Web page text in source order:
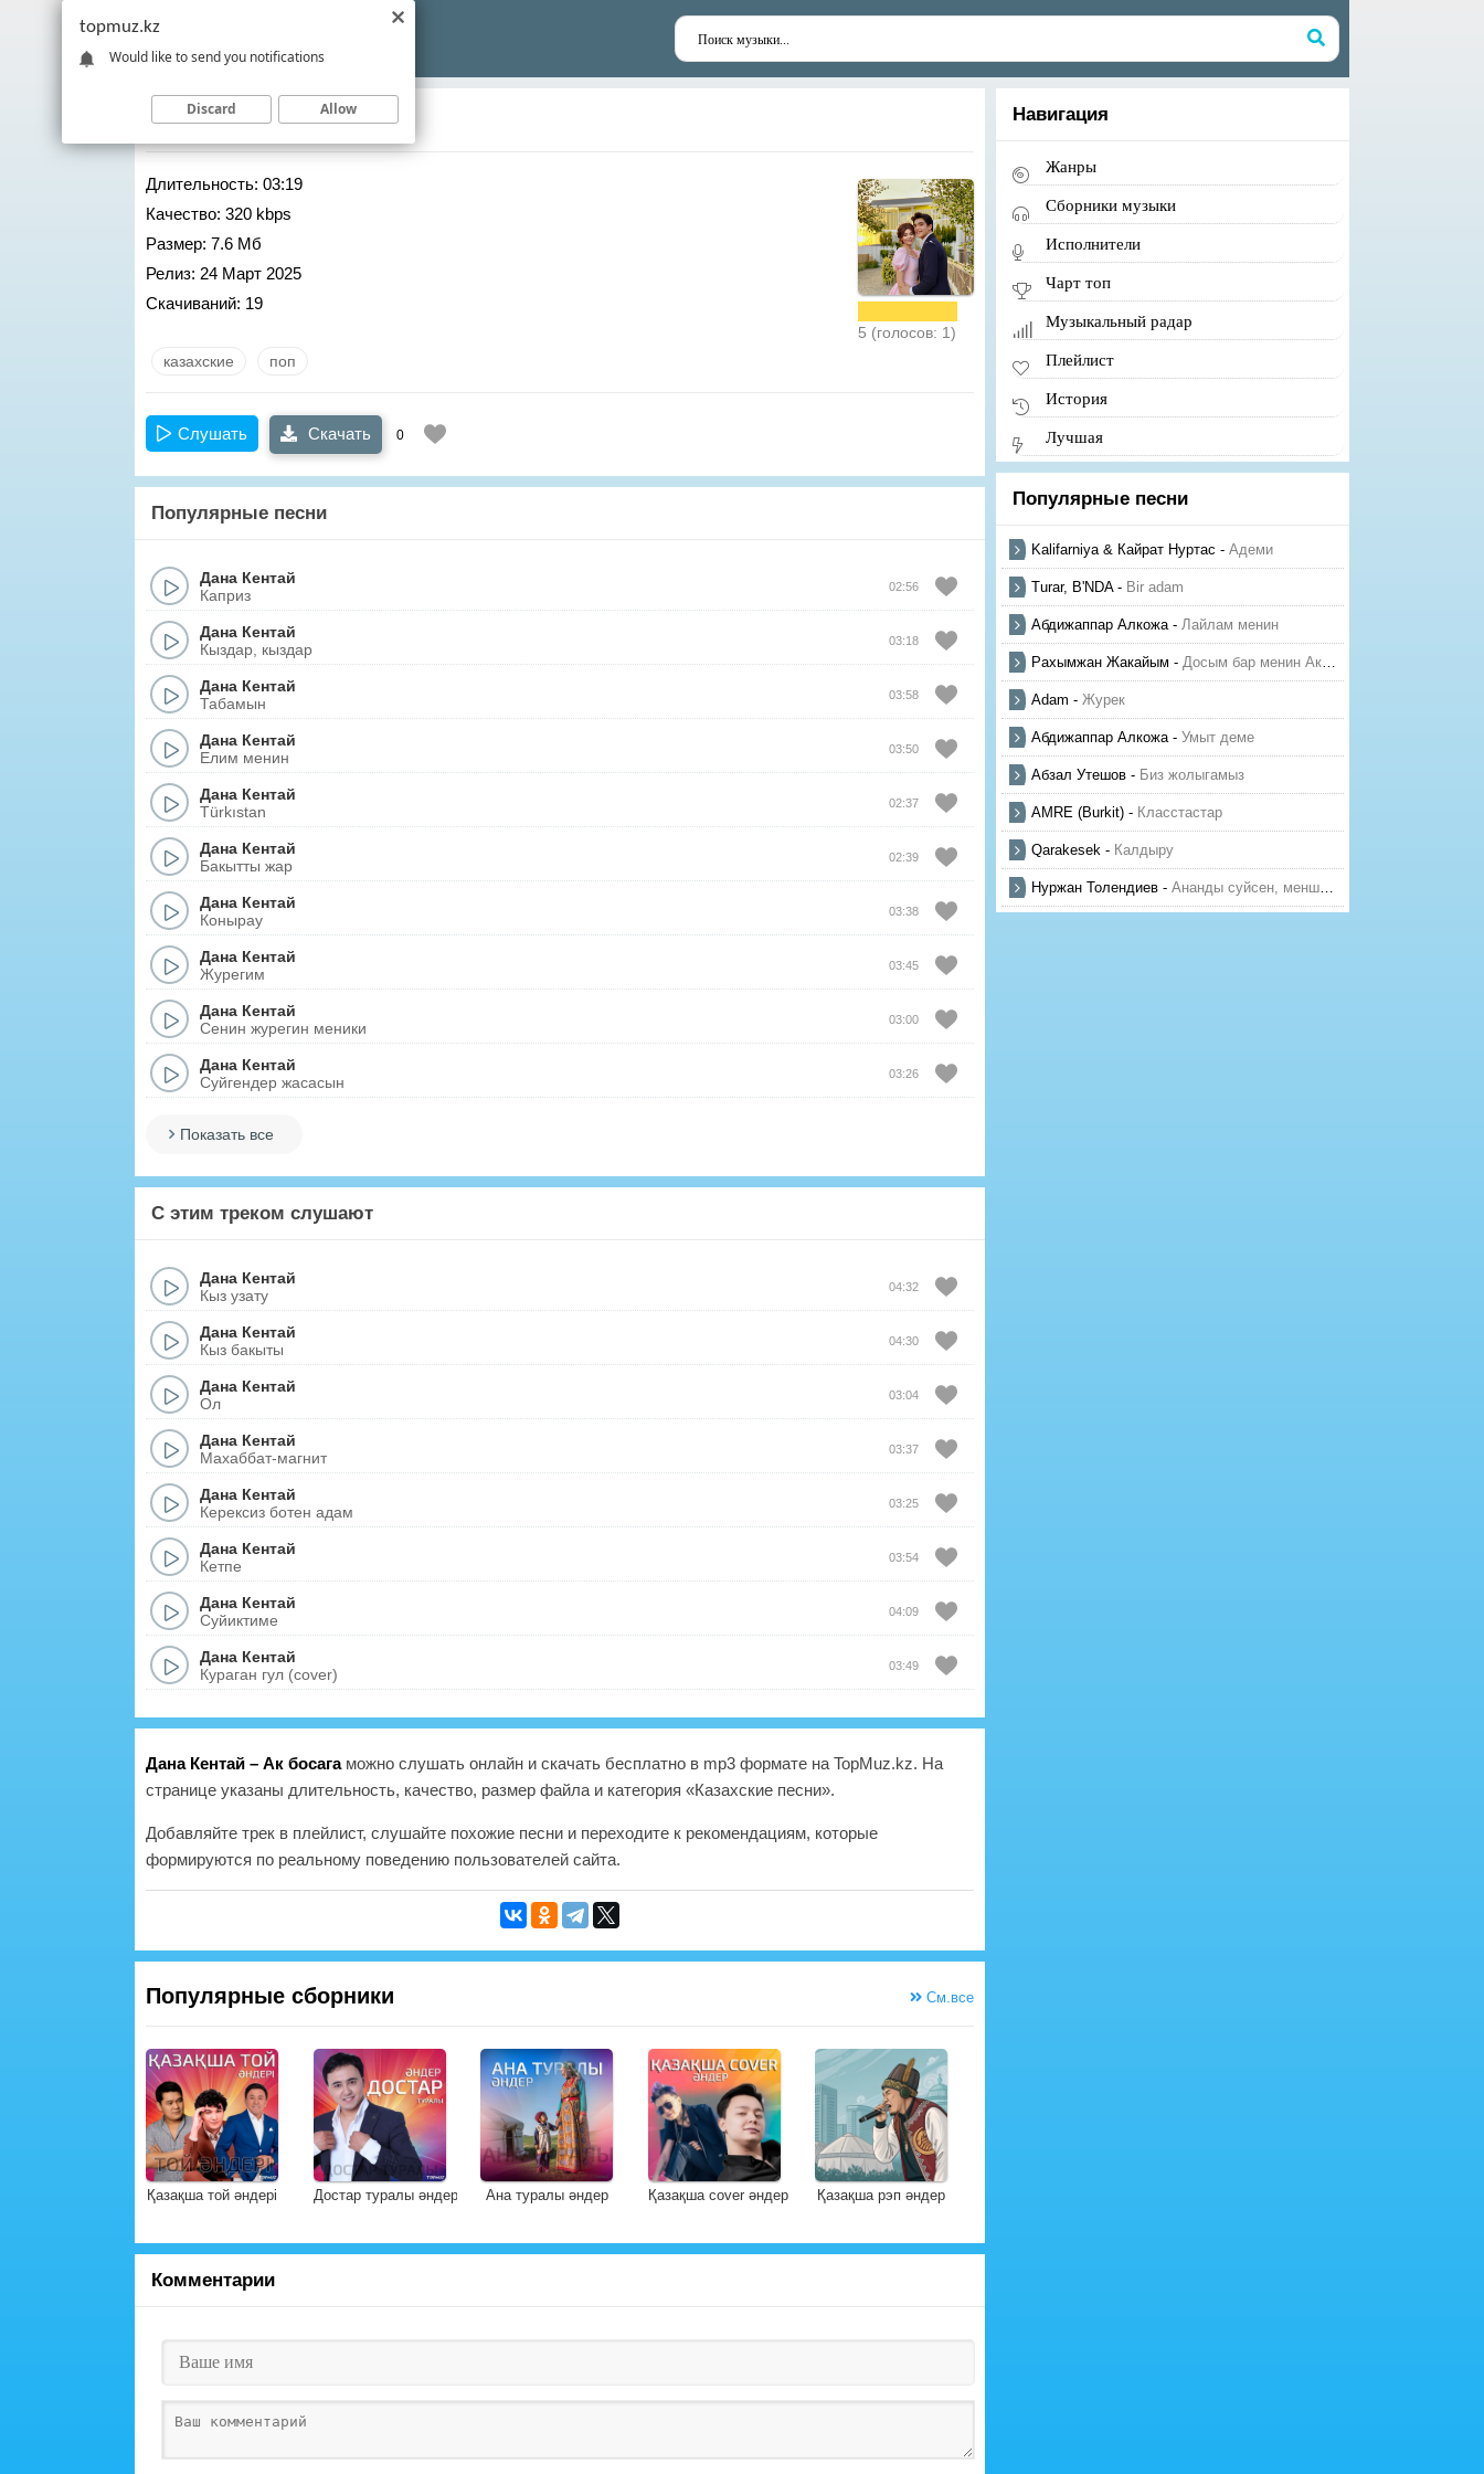
Дана Кентай – Ак босага
Длительность: 03:19
Качество: 320 kbps
Размер: 7.6 Мб
Релиз: 24 Март 2025
Скачиваний: 19
5 (голосов: 1)
казахские поп
Слушать Скачать 0
Популярные песни
Дана Кентай
Каприз
02:56
Дана Кентай
Кыздар, кыздар
03:18
Дана Кентай
Табамын
03:58
Дана Кентай
Елим менин
03:50
Дана Кентай
Türkıstan
02:37
Дана Кентай
Бакытты жар
02:39
Дана Кентай
Конырау
03:38
Дана Кентай
Журегим
03:45
Дана Кентай
Сенин журегин меники
03:00
Дана Кентай
Суйгендер жасасын
03:26
Показать все
С этим треком слушают
Дана Кентай
Кыз узату
04:32
Дана Кентай
Кыз бакыты
04:30
Дана Кентай
Ол
03:04
Дана Кентай
Махаббат-магнит
03:37
Дана Кентай
Керексиз ботен адам
03:25
Дана Кентай
Кетпе
03:54
Дана Кентай
Суйиктиме
04:09
Дана Кентай
Кураган гул (cover)
03:49
Дана Кентай – Ак босагаможно слушать онлайн и скачать бесплатно в mp3 формате на TopMuz.kz. На
странице указаны длительность, качество, размер файла и категория «Казахские песни».
Добавляйте трек в плейлист, слушайте похожие песни и переходите к рекомендациям, которые
формируются по реальному поведению пользователей сайта.
Популярные сборники См.все
Қазақша той әндері Достар туралы әндер Ана туралы әндер Қазақша cover әндер Қазақша рэп әндер
Комментарии
Навигация
Жанры
Сборники музыки
Исполнители
Чарт топ
Музыкальный радар
Плейлист
История
Лучшая
Популярные песни
Kalifarniya & Кайрат Нуртас - Адеми
Turar, B'NDA- Bir adam
Абдижаппар Алкожа- Лайлам менин
Рахымжан Жакайым - Досым бар менин Актауда
Adam - Журек
Абдижаппар Алкожа- Умыт деме
Абзал Утешов - Биз жолыгамыз
AMRE (Burkit) - Класстастар
Qarakesek - Калдыру
Нуржан Толендиев - Ананды суйсен, менше суй
topmuz.kz
Would like to send you notifications
Discard Allow